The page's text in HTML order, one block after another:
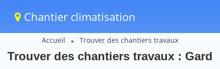
Chantier climatisation
Accueil Trouver des chantiers travaux
Trouver des chantiers travaux : Gard